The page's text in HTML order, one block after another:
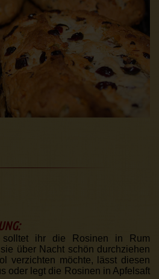
solltet ihr die Rosinen in Rum
über Nacht schön durchziehen
verzichten möchte, lässt diesen
oder legt die Rosinen in Apfelsaft